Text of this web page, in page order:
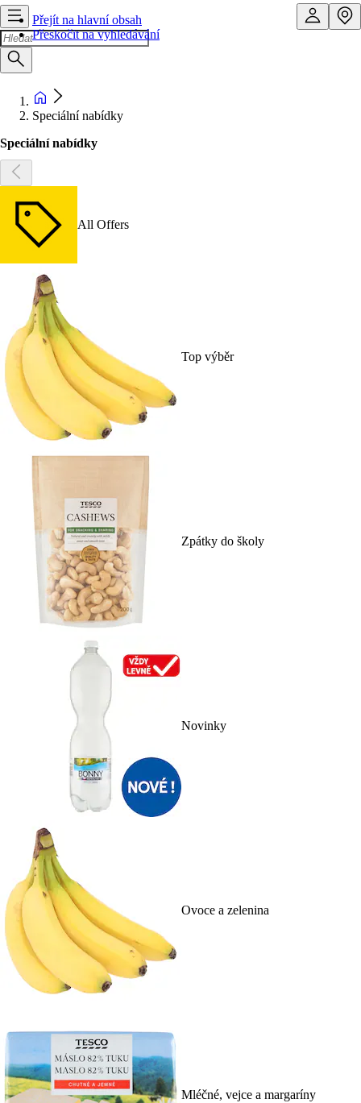
Přejít na hlavní obsah
Přeskočit na vyhledávání
Speciální nabídky
Speciální nabídky
All Offers
Top výběr
Zpátky do školy
Novinky
Ovoce a zelenina
Mléčné, vejce a margaríny